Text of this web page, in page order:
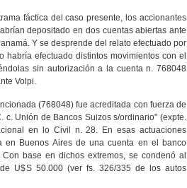
fáctica del caso presente, los accionantes
depositado en dos cuentas abiertas ante
Y se desprende del relato efectuado por
habría efectuado distintos movimientos con el
sin autorización a la cuenta n. 768048
Volpi.
(768048) fue acreditada con fuerza de
c. Unión de Bancos Suizos s/ordinario" (expte.
en lo Civil n. 28. En esas actuaciones
en Buenos Aires de una cuenta en el banco
base en dichos extremos, se condenó al
U$S 50.000 (ver fs. 326/335 de los autos